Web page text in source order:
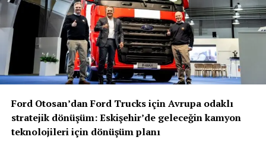
Ford Otosan’dan Ford Trucks için Avrupa odaklı
stratejik dönüşüm: Eskişehir’de geleceğin kamyon
teknolojileri için dönüşüm planı